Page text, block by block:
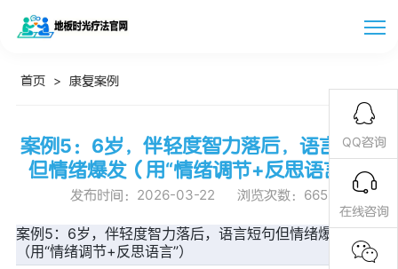
首页 > 康复案例
案例5：6岁，伴轻度智力落后，语言短句
但情绪爆发（用“情绪调节+反思语言”）
发布时间：2026-03-22 浏览次数： 665
案例5：6岁，伴轻度智力落后，语言短句但情绪爆发
（用“情绪调节+反思语言”）
QQ咨询
在线咨询